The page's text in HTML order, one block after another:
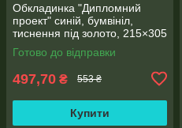
Обкладинка "Дипломний
проект" синій, бумвініл,
тиснення під золото, 215×305
мм, 20 мм корінець (5 шт/уп)
Готово до відправки
497,70 ₴ 553 ₴
Купити